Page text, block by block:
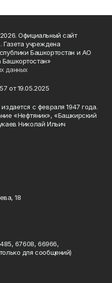
Официальный сайт
Газета учреждена
Башкортостан и АО
данных
от 19.05.2025
с февраля 1947 года.
«Нефтяник», «Башкирский
Николай Ильич
18
67608, 66966,
для сообщений)